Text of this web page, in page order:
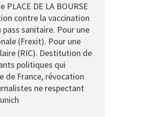
PLACE DE LA BOURSE
contre la vaccination
sanitaire. Pour une
(Frexit). Pour une
(RIC). Destitution de
politiques qui
de France, révocation
ne respectant